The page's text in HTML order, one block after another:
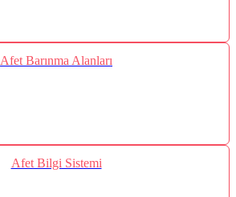
Afet Barınma Alanları
Afet Bilgi Sistemi